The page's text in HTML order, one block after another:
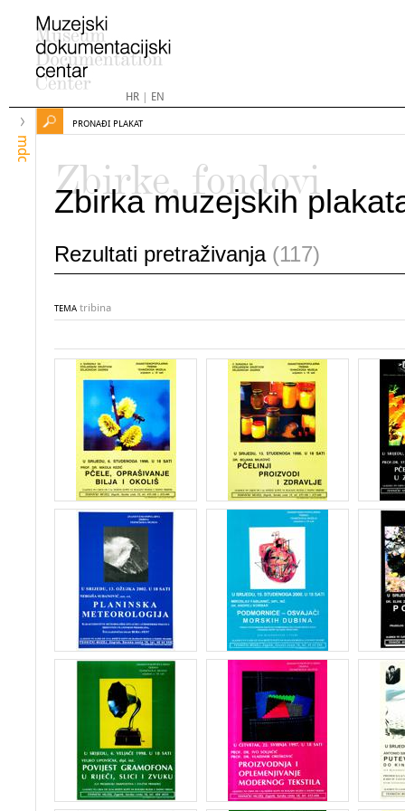
HR| EN
mdc
PRONAĐI PLAKAT
Zbirke, fondovi
Zbirka muzejskih
Rezultati pretraživanja (117)
TEMA tribina